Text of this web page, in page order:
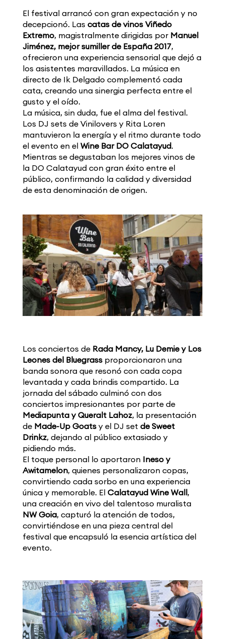
El festival arrancó con gran expectación y no
decepcionó. Las catas de vinos Viñedo
Extremo, magistralmente dirigidas por Manuel
Jiménez, mejor sumiller de España 2017,
ofrecieron una experiencia sensorial que dejó a
los asistentes maravillados. La música en
directo de Ik Delgado complementó cada
cata, creando una sinergia perfecta entre el
gusto y el oído.
La música, sin duda, fue el alma del festival.
Los DJ sets de Vinilovers y Rita Loren
mantuvieron la energía y el ritmo durante todo
el evento en el Wine Bar DO Calatayud.
Mientras se degustaban los mejores vinos de
la DO Calatayud con gran éxito entre el
público, confirmando la calidad y diversidad
de esta denominación de origen.
Los conciertos de Rada Mancy, Lu Demie y Los
Leones del Bluegrassproporcionaron una
banda sonora que resonó con cada copa
levantada y cada brindis compartido. La
jornada del sábado culminó con dos
conciertos impresionantes por parte de
Mediapunta y Queralt Lahoz, la presentación
de Made-Up Goats y el DJ set de Sweet
Drinkz, dejando al público extasiado y
pidiendo más.
El toque personal lo aportaron Ineso y
Awitamelon, quienes personalizaron copas,
convirtiendo cada sorbo en una experiencia
única y memorable. El Calatayud Wine Wall,
una creación en vivo del talentoso muralista
NW Goia, capturó la atención de todos,
convirtiéndose en una pieza central del
festival que encapsuló la esencia artística del
evento.